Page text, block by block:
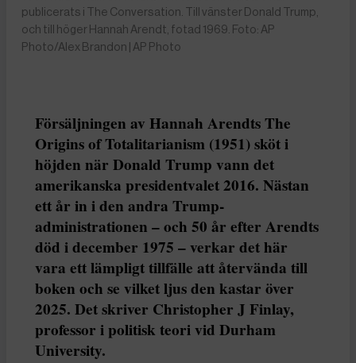
publicerats i The Conversation. Till vänster Donald Trump,
och till höger Hannah Arendt, fotad 1969. Foto: AP
Photo/Alex Brandon | AP Photo
Försäljningen av Hannah Arendts The
Origins of Totalitarianism (1951) sköt i
höjden när Donald Trump vann det
amerikanska presidentvalet 2016. Nästan
ett år in i den andra Trump-
administrationen – och 50 år efter Arendts
död i december 1975 – verkar det här
vara ett lämpligt tillfälle att återvända till
boken och se vilket ljus den kastar över
2025. Det skriver Christopher J Finlay,
professor i politisk teori vid Durham
University.